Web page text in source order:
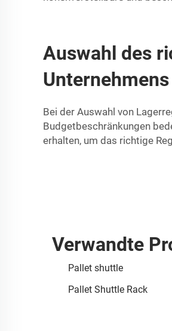
Auswahl des
Unternehmens
Bei der Auswahl von
Budgetbeschränkungen
erhalten, um das richtige
Verwandte
Pallet shuttle
Pallet Shuttle Rack